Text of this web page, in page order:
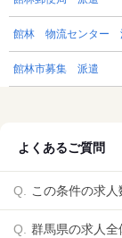
館林 物流センター
館林市募集 派遣
よくあるご質問
この条件の求
群馬県の求人全